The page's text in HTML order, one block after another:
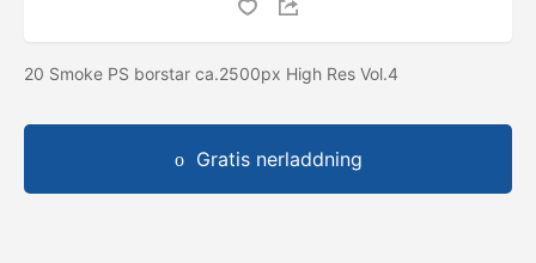
20 Smoke PS borstar ca.2500px High Res Vol.4
Gratis nerladdning